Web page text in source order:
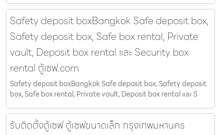
Safety deposit boxBangkok Safe deposit box,
Safety deposit box, Safe box rental, Private
vault, Deposit box rental และ Security box
rental ตู้เซฟ.com
Safety deposit boxBangkok Safe deposit box, Safety deposit
box, Safe box rental, Private vault, Deposit box rental และ S
รับติดตั้งตู้เซฟ ตู้เซฟขนาดเล็ก กรุงเทพมหานคร